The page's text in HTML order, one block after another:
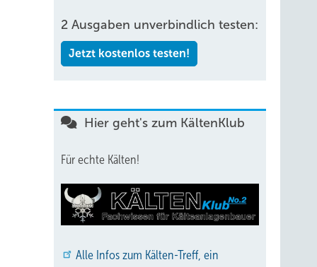
100
l.
ist
2 Ausgaben unverbindlich testen:
Jetzt kostenlos testen!
Hier geht's zum KältenKlub
Für echte Kälten!
Alle Infos zum Kälten-Treff, ein